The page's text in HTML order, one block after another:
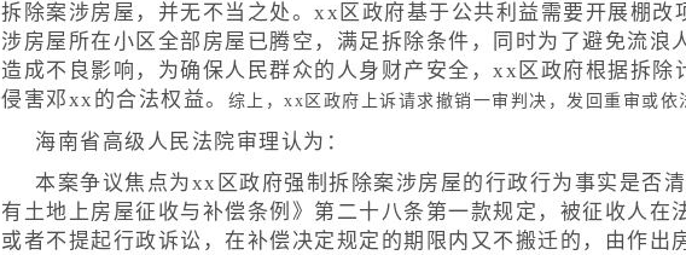
拆除案涉房屋，并无不当之处。xx区政府基于公共利益需要开展棚改
涉房屋所在小区全部房屋已腾空，满足拆除条件，同时为了避免流浪
造成不良影响，为确保人民群众的人身财产安全，xx区政府根据拆除
侵害邓xx的合法权益。
综上，xx区政府上诉请求撤销一审判决，发回重审或依
海南省高级人民法院审理认为：
本案争议焦点为xx区政府强制拆除案涉房屋的行政行为事实是否
有土地上房屋征收与补偿条例》第二十八条第一款规定，被征收人在
或者不提起行政诉讼，在补偿决定规定的期限内又不搬迁的，由作出